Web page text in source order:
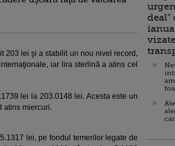
203 lei şi a stabilit un nou nivel record,
iar lira sterlină a atins cel
lei la 203.0148 lei. Acesta este un
atins miercuri.
lei, pe fondul temerilor legate de